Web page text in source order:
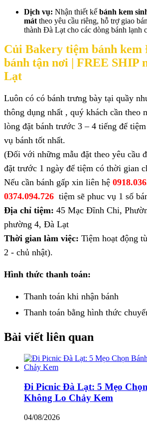
Dịch vụ: Nhận thiết kế bánh kem
mát theo yêu cầu riêng, hỗ trợ giao
thành Đà Lạt cho các dòng bánh lạnh
Củi Bakery tiệm bánh kem
bánh tận nơi | FREE SHIP
Lạt
Luôn có có bánh trưng bày tại quầy
thông dụng nhất , quý khách cần theo
lòng đặt bánh trước 3 – 4 tiếng để
vụ bánh tốt nhất.
(Đối với những mẫu đặt theo yêu cầu
đặt trước 1 ngày để tiệm có thời gian
Nếu cần bánh gấp xin liên hệ
0374.094.726 tiệm sẽ phuc vụ 1 số
Địa chỉ tiệm: 45 Mạc Đĩnh Chi,
phường 4, Đà Lạt
Thời gian làm việc: Tiệm hoạt động
2 - chủ nhật).
Hình thức thanh toán:
Thanh toán khi nhận bánh
Thanh toán bằng hình thức
Bài viết liên quan
Đi Picnic Đà Lạt: 5 Mẹo
Không Lo Chảy Kem
04/08/2026